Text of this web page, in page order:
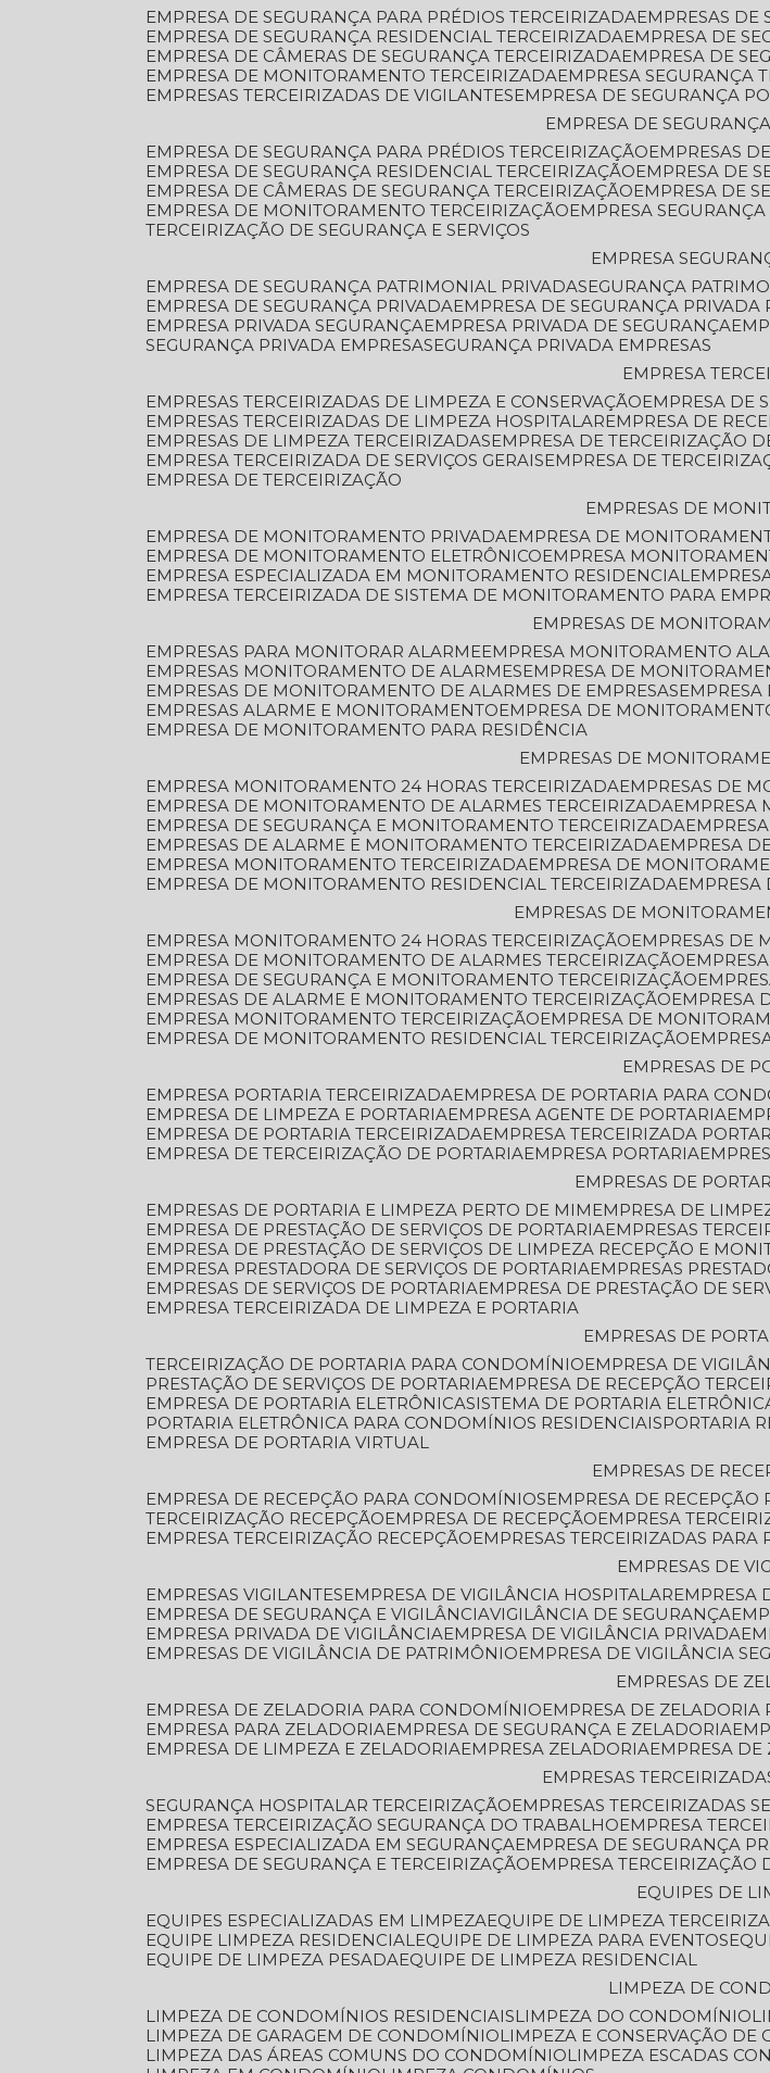
EMPRESA DE SEGURANÇA PARA PRÉDIOS TERCEIRIZADA
EMPRESAS
EMPRESA DE SEGURANÇA RESIDENCIAL TERCEIRIZADA
EMPRESA DE
EMPRESA DE CÂMERAS DE SEGURANÇA TERCEIRIZADA
EMPRESA DE
EMPRESA DE MONITORAMENTO TERCEIRIZADA
EMPRESA SEGURANÇA
EMPRESAS TERCEIRIZADAS DE VIGILANTES
EMPRESA DE SEGURANÇA
EMPRESA DE
EMPRESA DE SEGURANÇA PARA PRÉDIOS TERCEIRIZAÇÃO
EMPRESAS
EMPRESA DE SEGURANÇA RESIDENCIAL TERCEIRIZAÇÃO
EMPRESA DE
EMPRESA DE CÂMERAS DE SEGURANÇA TERCEIRIZAÇÃO
EMPRESA DE
EMPRESA DE MONITORAMENTO TERCEIRIZAÇÃO
EMPRESA
TERCEIRIZAÇÃO DE SEGURANÇA E SERVIÇOS
EMPRESA
EMPRESA DE SEGURANÇA PATRIMONIAL PRIVADA SEGURANÇA
EMPRESA DE SEGURANÇA PRIVADA
EMPRESA DE SEGURANÇA PRIVADA
EMPRESA PRIVADA SEGURANÇA
EMPRESA PRIVADA DE SEGURANÇA
SEGURANÇA PRIVADA EMPRESA SEGURANÇA PRIVADA EMPRESAS
EMPRESA
EMPRESAS TERCEIRIZADAS DE LIMPEZA E CONSERVAÇÃO
EMPRESA DE
EMPRESAS TERCEIRIZADAS DE LIMPEZA HOSPITALAR
EMPRESA DE
EMPRESAS DE LIMPEZA TERCEIRIZADAS
EMPRESA DE TERCEIRIZAÇÃO
EMPRESA TERCEIRIZADA DE SERVIÇOS GERAIS
EMPRESA DE
EMPRESA DE TERCEIRIZAÇÃO
EMPRESAS DE
EMPRESA DE MONITORAMENTO PRIVADA
EMPRESA DE
EMPRESA DE MONITORAMENTO ELETRÔNICO
EMPRESA
EMPRESA ESPECIALIZADA EM MONITORAMENTO RESIDENCIAL
EMPRESA TERCEIRIZADA DE SISTEMA DE MONITORAMENTO PARA
EMPRESAS DE
EMPRESAS PARA MONITORAR ALARME
EMPRESA MONITORAMENTO
EMPRESAS MONITORAMENTO DE ALARMES
EMPRESA DE
EMPRESAS DE MONITORAMENTO DE ALARMES DE EMPRESAS
EMPRESAS ALARME E MONITORAMENTO
EMPRESA DE
EMPRESA DE MONITORAMENTO PARA RESIDÊNCIA
EMPRESAS DE
EMPRESA MONITORAMENTO 24 HORAS TERCEIRIZADA
EMPRESAS DE
EMPRESA DE MONITORAMENTO DE ALARMES TERCEIRIZADA
EMPRESA DE SEGURANÇA E MONITORAMENTO TERCEIRIZADA
EMPRESAS DE ALARME E MONITORAMENTO TERCEIRIZADA
EMPRESA
EMPRESA MONITORAMENTO TERCEIRIZADA
EMPRESA DE
EMPRESA DE MONITORAMENTO RESIDENCIAL TERCEIRIZADA
EMPRESAS DE
EMPRESA MONITORAMENTO 24 HORAS TERCEIRIZAÇÃO
EMPRESAS
EMPRESA DE MONITORAMENTO DE ALARMES TERCEIRIZAÇÃO
EMPRESA DE SEGURANÇA E MONITORAMENTO TERCEIRIZAÇÃO
EMPRESAS DE ALARME E MONITORAMENTO TERCEIRIZAÇÃO
EMPRESA MONITORAMENTO TERCEIRIZAÇÃO
EMPRESA DE
EMPRESA DE MONITORAMENTO RESIDENCIAL TERCEIRIZAÇÃO
EMPRESAS DE
EMPRESA PORTARIA TERCEIRIZADA
EMPRESA DE PORTARIA PARA
EMPRESA DE LIMPEZA E PORTARIA
EMPRESA AGENTE DE PORTARIA
EMPRESA DE PORTARIA TERCEIRIZADA
EMPRESA TERCEIRIZADA
EMPRESA DE TERCEIRIZAÇÃO DE PORTARIA
EMPRESA PORTARIA
EMPRESAS DE
EMPRESAS DE PORTARIA E LIMPEZA PERTO DE MIM
EMPRESA DE
EMPRESA DE PRESTAÇÃO DE SERVIÇOS DE PORTARIA
EMPRESAS
EMPRESA DE PRESTAÇÃO DE SERVIÇOS DE LIMPEZA RECEPÇÃO E
EMPRESA PRESTADORA DE SERVIÇOS DE PORTARIA
EMPRESAS
EMPRESAS DE SERVIÇOS DE PORTARIA
EMPRESA DE PRESTAÇÃO DE
EMPRESA TERCEIRIZADA DE LIMPEZA E PORTARIA
EMPRESAS DE
TERCEIRIZAÇÃO DE PORTARIA PARA CONDOMÍNIO
EMPRESA DE
PRESTAÇÃO DE SERVIÇOS DE PORTARIA
EMPRESA DE RECEPÇÃO
EMPRESA DE PORTARIA ELETRÔNICA SISTEMA DE PORTARIA
PORTARIA ELETRÔNICA PARA CONDOMÍNIOS RESIDENCIAIS
PORTARIA
EMPRESA DE PORTARIA VIRTUAL
EMPRESAS DE
EMPRESA DE RECEPÇÃO PARA CONDOMÍNIOS
EMPRESA DE RECEPÇÃO
TERCEIRIZAÇÃO RECEPÇÃO
EMPRESA DE RECEPÇÃO EMPRESA
EMPRESA TERCEIRIZAÇÃO RECEPÇÃO
EMPRESAS TERCEIRIZADAS PARA
EMPRESAS DE
EMPRESAS VIGILANTES
EMPRESA DE VIGILÂNCIA HOSPITALAR
EMPRESA DE SEGURANÇA E VIGILÂNCIA VIGILÂNCIA DE SEGURANÇA
EMPRESA PRIVADA DE VIGILÂNCIA
EMPRESA DE VIGILÂNCIA PRIVADA
EMPRESAS DE VIGILÂNCIA DE PATRIMÔNIO
EMPRESA DE VIGILÂNCIA
EMPRESAS DE
EMPRESA DE ZELADORIA PARA CONDOMÍNIO
EMPRESA DE ZELADORIA
EMPRESA PARA ZELADORIA
EMPRESA DE SEGURANÇA E ZELADORIA
EMPRESA DE LIMPEZA E ZELADORIA
EMPRESA ZELADORIA
EMPRESA
EMPRESAS
SEGURANÇA HOSPITALAR TERCEIRIZAÇÃO
EMPRESAS TERCEIRIZADAS
EMPRESA TERCEIRIZAÇÃO SEGURANÇA DO TRABALHO
EMPRESA
EMPRESA ESPECIALIZADA EM SEGURANÇA
EMPRESA DE SEGURANÇA
EMPRESA DE SEGURANÇA E TERCEIRIZAÇÃO
EMPRESA TERCEIRIZAÇÃO
EQUIPES DE
EQUIPES ESPECIALIZADAS EM LIMPEZA EQUIPE DE LIMPEZA
EQUIPE LIMPEZA RESIDENCIAL EQUIPE DE LIMPEZA PARA EVENTOS
EQUIPE DE LIMPEZA PESADA EQUIPE DE LIMPEZA RESIDENCIAL
LIMPEZA DE
LIMPEZA DE CONDOMÍNIOS RESIDENCIAIS
LIMPEZA DO CONDOMÍNIO
LIMPEZA DE GARAGEM DE CONDOMÍNIO
LIMPEZA E CONSERVAÇÃO
LIMPEZA DAS ÁREAS COMUNS DO CONDOMÍNIO
LIMPEZA ESCADAS